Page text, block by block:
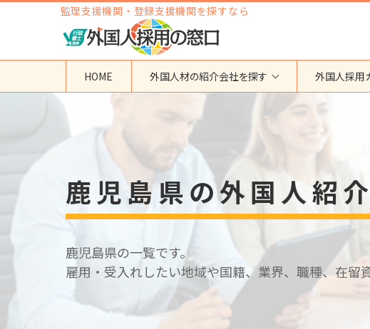
監理支援機関・登録支援機関を探すなら
HOME 外国人材の紹介会社を探す
地域から検索する
東京都
神奈川県
埼玉県
大阪府
福岡県
その他の地域
国籍から検索する
フィリピン
インドネシア
ミャンマー
インド
タイ
ネパール
中国
技術
永住
高度
留学
イン
外国人採用
特定技能
育成就労
外国人採用
業界別採用
在留資格・ビ
助成金
鹿児島県の外国人紹
鹿児島県の一覧です。
雇用・受入れしたい地域や国籍、業界、職種、在留